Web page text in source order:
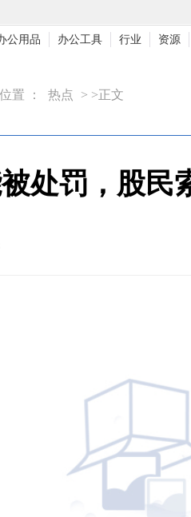
公用品 办公工具 行业 资源
置 ： 热点 > >正文
处罚，股民